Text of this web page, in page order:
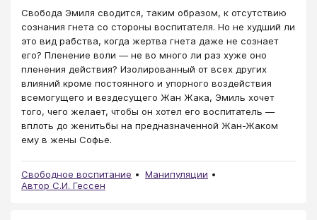
Свобода Эмиля сводится, таким образом, к отсутствию
сознания гнета со стороны воспитателя. Но не худший ли
это вид рабства, когда жертва гнета даже не сознает
его? Пленение воли — не во много ли раз хуже оно
пленения действия? Изолированный от всех других
влияний кроме постоянного и упорного воздействия
всемогущего и вездесущего Жан Жака, Эмиль хочет
того, чего желает, чтобы он хотел его воспитатель —
вплоть до женитьбы на пред­назначенной Жан-Жаком
ему в жены Софье.
Свободное воспитание
Манипуляции
Автор С.И. Гессен